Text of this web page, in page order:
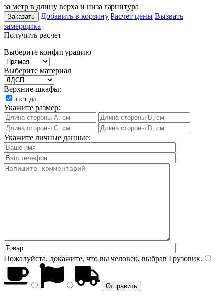
за метр в длину верха и низа гарнитура
Заказать Добавить в корзину Расчет цены Вызвать
замерщика
Получить расчет
Выберите конфигурацию
Выберите материал
Верхние шкафы:
нет да
Укажите размер:
Укажите личные данные:
Пожалуйста, докажите, что вы человек, выбрав Грузовик.